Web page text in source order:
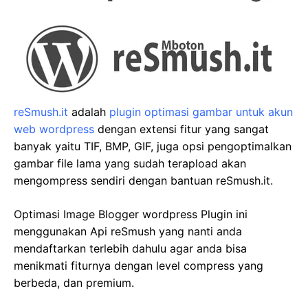
reSmush.it adalah plugin optimasi gambar untuk akun
web wordpress dengan extensi fitur yang sangat
banyak yaitu TIF, BMP, GIF, juga opsi pengoptimalkan
gambar file lama yang sudah terapload akan
mengompress sendiri dengan bantuan reSmush.it.
Optimasi Image Blogger wordpress Plugin ini
menggunakan Api reSmush yang nanti anda
mendaftarkan terlebih dahulu agar anda bisa
menikmati fiturnya dengan level compress yang
berbeda, dan premium.